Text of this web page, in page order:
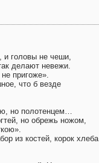
и головы не чеши,
делают невежи.
пригоже».
что б везде
но полотенцем…
но обрежь ножом,
из костей, корок хлеба